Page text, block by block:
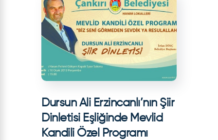
Dursun Ali Erzincanlı’nın Şiir
Dinletisi Eşliğinde Mevlid
Kandili Özel Programı